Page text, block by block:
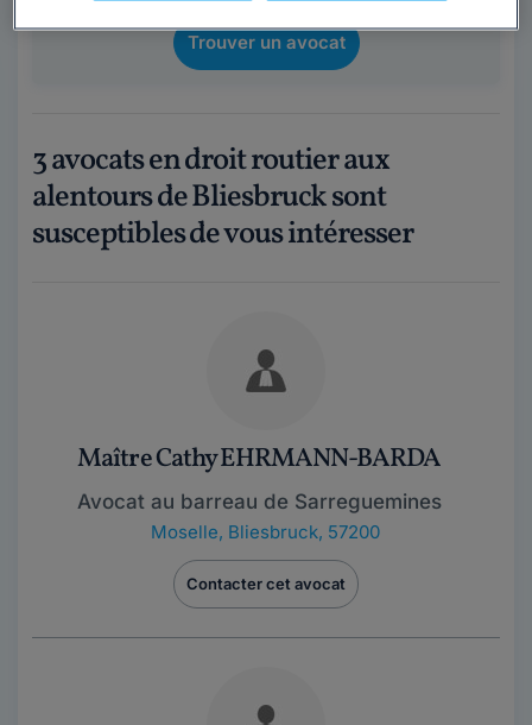
Trouver un avocat
3 avocats en droit routier aux
alentours de Bliesbruck sont
susceptibles de vous intéresser
Maître Cathy EHRMANN-BARDA
Avocat au barreau de Sarreguemines
Moselle, Bliesbruck, 57200
Contacter cet avocat